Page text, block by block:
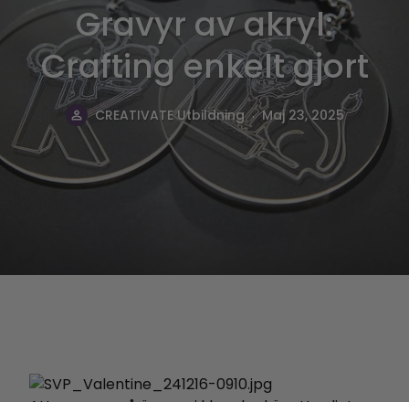
Gravyr av akryl:
Crafting enkelt gjort
CREATIVATE Utbildning . Maj 23, 2025